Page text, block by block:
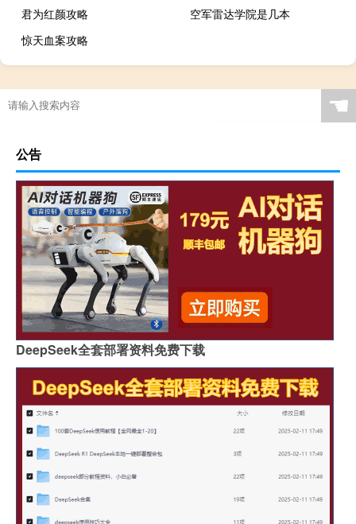
君为红颜攻略
空军雷达学院是几本
惊天血案攻略
☚
公告
DeepSeek全套部署资料免费下载